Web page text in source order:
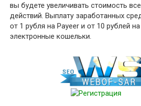
вы будете увеличивать стоимость
действий. Выплату заработанных
от 1 рубля на Payeer и от 10 рублей
электронные кошельки.